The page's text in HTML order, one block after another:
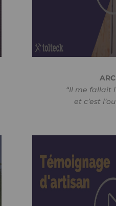
“Il me fallait
et c’est